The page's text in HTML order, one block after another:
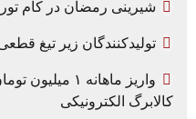
شیرینی رمضان در کام
تولیدکنندگان زیر تیغ
واریز ماهانه ۱
کالابرگ الکترونیکی